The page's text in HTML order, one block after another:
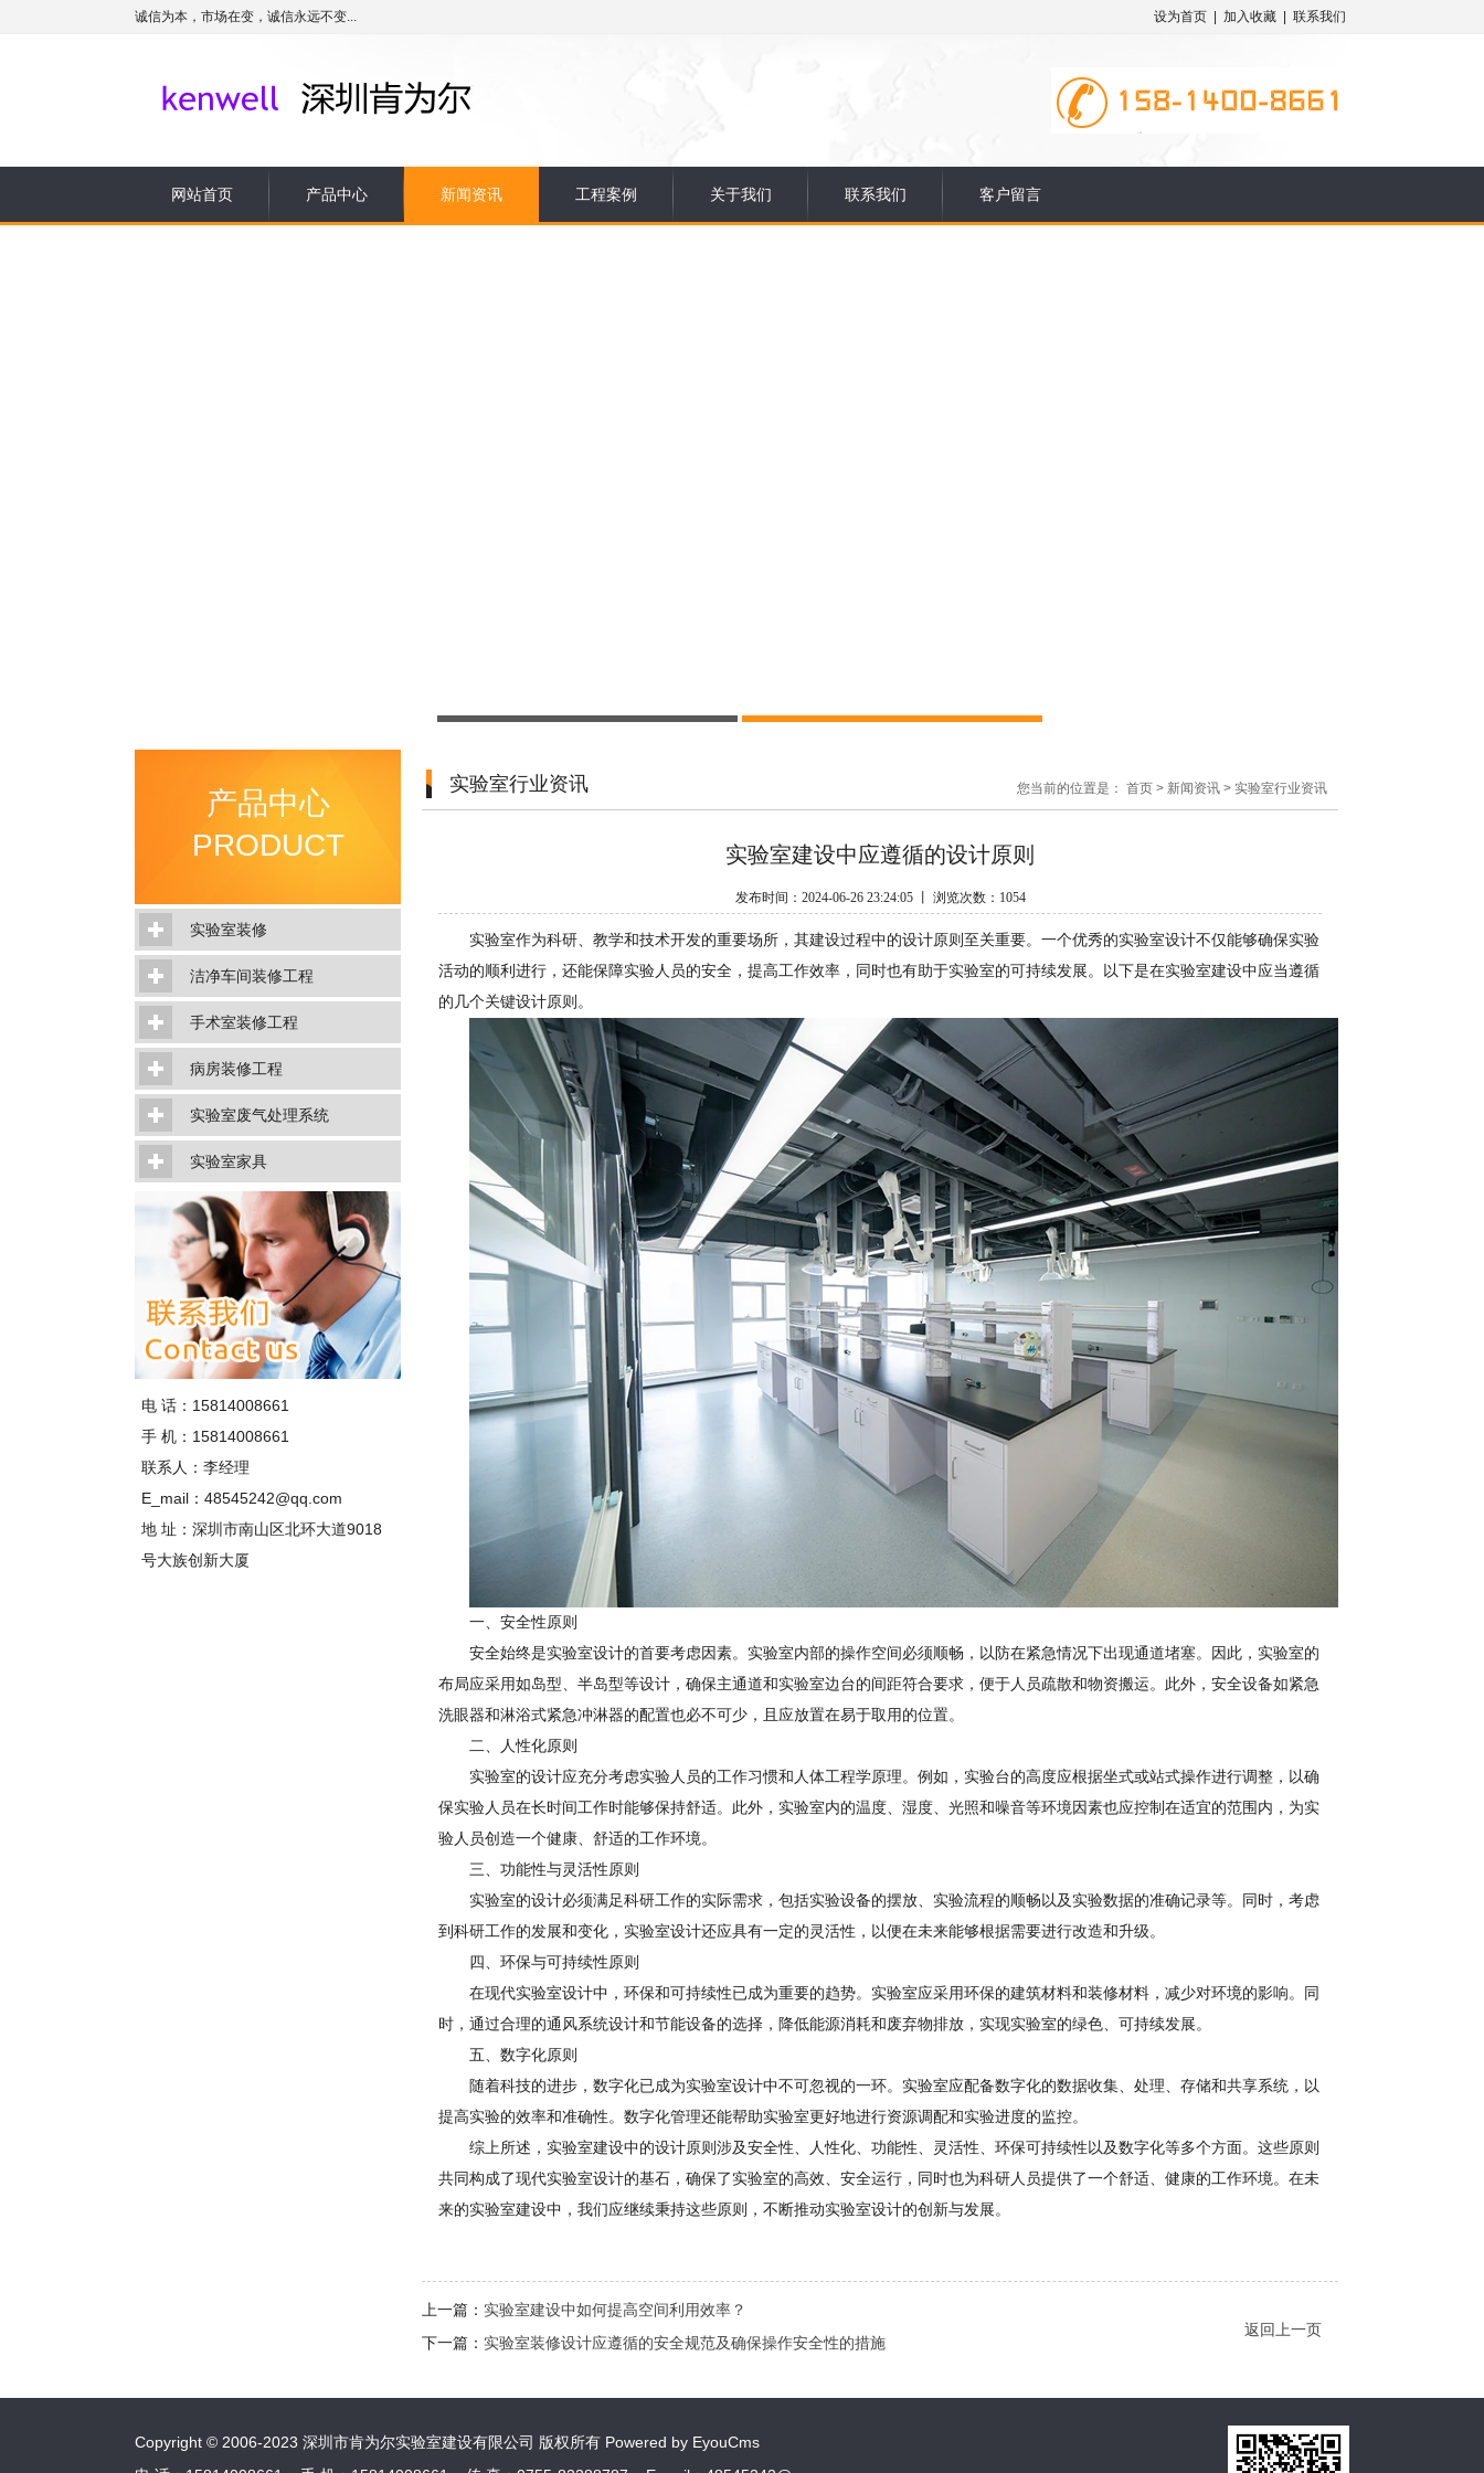
诚信为本，市场在变，诚信永远不变... 设为首页 加入收藏 联系我们
网站首页 产品中心 新闻资讯 工程案例 关于我们 联系我们 客户留言
产品中心
PRODUCT
实验室装修
洁净车间装修工程
手术室装修工程
病房装修工程
实验室废气处理系统
实验室家具
电 话：15814008661
手 机：15814008661
联系人：李经理
E_mail：48545242@qq.com
地 址：深圳市南山区北环大道9018
号大族创新大厦
您当前的位置是： 首页 > 新闻资讯 > 实验室行业资讯
实验室行业资讯
实验室建设中应遵循的设计原则
发布时间：2024-06-26 23:24:05 丨 浏览次数： 1054
实验室作为科研、教学和技术开发的重要场所，其建设过程中的设计原则至关重要。一个优秀的实验室设计不仅能够确保实验
活动的顺利进行，还能保障实验人员的安全，提高工作效率，同时也有助于实验室的可持续发展。以下是在实验室建设中应当遵循
的几个关键设计原则。
一、安全性原则
安全始终是实验室设计的首要考虑因素。实验室内部的操作空间必须顺畅，以防在紧急情况下出现通道堵塞。因此，实验室的
布局应采用如岛型、半岛型等设计，确保主通道和实验室边台的间距符合要求，便于人员疏散和物资搬运。此外，安全设备如紧急
洗眼器和淋浴式紧急冲淋器的配置也必不可少，且应放置在易于取用的位置。
二、人性化原则
实验室的设计应充分考虑实验人员的工作习惯和人体工程学原理。例如，实验台的高度应根据坐式或站式操作进行调整，以确
保实验人员在长时间工作时能够保持舒适。此外，实验室内的温度、湿度、光照和噪音等环境因素也应控制在适宜的范围内，为实
验人员创造一个健康、舒适的工作环境。
三、功能性与灵活性原则
实验室的设计必须满足科研工作的实际需求，包括实验设备的摆放、实验流程的顺畅以及实验数据的准确记录等。同时，考虑
到科研工作的发展和变化，实验室设计还应具有一定的灵活性，以便在未来能够根据需要进行改造和升级。
四、环保与可持续性原则
在现代实验室设计中，环保和可持续性已成为重要的趋势。实验室应采用环保的建筑材料和装修材料，减少对环境的影响。同
时，通过合理的通风系统设计和节能设备的选择，降低能源消耗和废弃物排放，实现实验室的绿色、可持续发展。
五、数字化原则
随着科技的进步，数字化已成为实验室设计中不可忽视的一环。实验室应配备数字化的数据收集、处理、存储和共享系统，以
提高实验的效率和准确性。数字化管理还能帮助实验室更好地进行资源调配和实验进度的监控。
综上所述，实验室建设中的设计原则涉及安全性、人性化、功能性、灵活性、环保可持续性以及数字化等多个方面。这些原则
共同构成了现代实验室设计的基石，确保了实验室的高效、安全运行，同时也为科研人员提供了一个舒适、健康的工作环境。在未
来的实验室建设中，我们应继续秉持这些原则，不断推动实验室设计的创新与发展。
上一篇： 实验室建设中如何提高空间利用效率？
下一篇： 实验室装修设计应遵循的安全规范及确保操作安全性的措施
返回上一页
Copyright © 2006-2023 深圳市肯为尔实验室建设有限公司 版权所有 Powered by EyouCms